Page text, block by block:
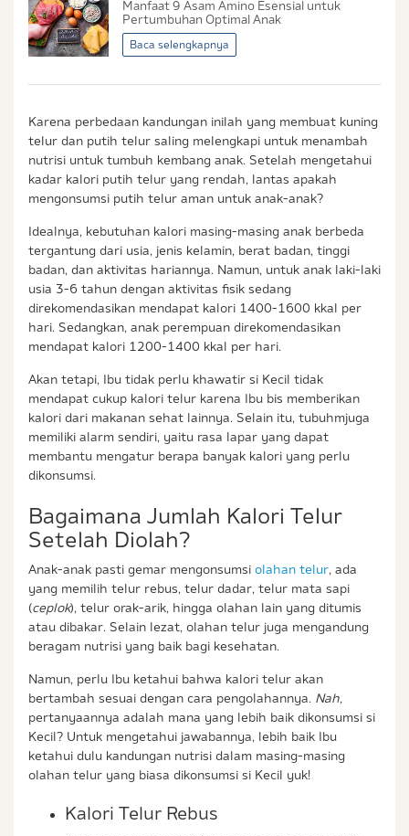
Saya setuju dan bersedia menerima informasi dari
Ibu & Balita, Frisian Flag Indonesia, dan partner Ibu
& Balita.
Manfaat 9 Asam Amino Esensial untuk
Pertumbuhan Optimal Anak
Baca selengkapnya
Karena perbedaan kandungan inilah yang membuat kuning
telur dan putih telur saling melengkapi untuk menambah
nutrisi untuk tumbuh kembang anak. Setelah mengetahui
kadar kalori putih telur yang rendah, lantas apakah
mengonsumsi putih telur aman untuk anak-anak?
Idealnya, kebutuhan kalori masing-masing anak berbeda
tergantung dari usia, jenis kelamin, berat badan, tinggi
badan, dan aktivitas hariannya. Namun, untuk anak laki-laki
usia 3-6 tahun dengan aktivitas fisik sedang
direkomendasikan mendapat kalori 1400-1600 kkal per
hari. Sedangkan, anak perempuan direkomendasikan
mendapat kalori 1200-1400 kkal per hari.
Akan tetapi, Ibu tidak perlu khawatir si Kecil tidak
mendapat cukup kalori telur karena Ibu bis memberikan
kalori dari makanan sehat lainnya. Selain itu, tubuhmjuga
memiliki alarm sendiri, yaitu rasa lapar yang dapat
membantu mengatur berapa banyak kalori yang perlu
dikonsumsi.
Bagaimana Jumlah Kalori Telur
Setelah Diolah?
Anak-anak pasti gemar mengonsumsi olahan telur, ada
yang memilih telur rebus, telur dadar, telur mata sapi
(ceplok), telur orak-arik, hingga olahan lain yang ditumis
atau dibakar. Selain lezat, olahan telur juga mengandung
beragam nutrisi yang baik bagi kesehatan.
Namun, perlu Ibu ketahui bahwa kalori telur akan
bertambah sesuai dengan cara pengolahannya. Nah,
pertanyaannya adalah mana yang lebih baik dikonsumsi si
Kecil? Untuk mengetahui jawabannya, lebih baik Ibu
ketahui dulu kandungan nutrisi dalam masing-masing
olahan telur yang biasa dikonsumsi si Kecil yuk!
Kalori Telur Rebus